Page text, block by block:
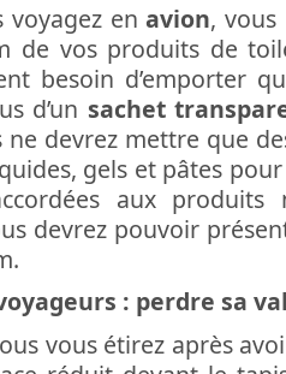
voyagez enavion, vous
de vos produits de
besoin d’emporter
d’un sachet
ne devrez mettre que
gels et pâtes
aux produits
devrez pouvoir
: perdre sa
vous étirez après